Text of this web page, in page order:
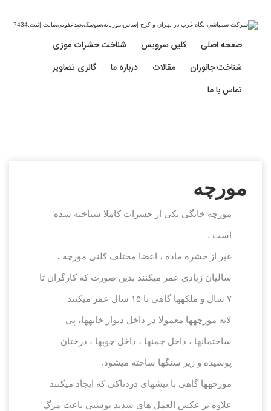
صفحه اصلی کلین سرویس
شناخت حشرات موزی
شناخت جانوران
مقالات درباره ما
گالری تصاویر
تماس با ما
مورچه
مورچه خانگی یکی از حشرات کاملا شناخته شده
است .
غیر از حشره ماده ، اعضا مختلف کلنی مورچه ،
سالیان زیادی عمر می‏کنند بدین صورت که کارگران تا
۷ سال و ملکه‏ها گاهی تا ۱۵ سال عمر می‏کنند
لانه مورچه‏ها معمولا در داخل دیوار خانه‏ها، پی
ساختمانها ، داخل چمن‏ها ، داخل چوبها ، درختان
پوسیده و زیر سنگها ساخته می‏شود.
مورچه‏ها گاهی با نیش‏های دردناکی که ایجاد می‏کنند
علاوه بر عکس العمل های شدید پوستی باعث مرگ